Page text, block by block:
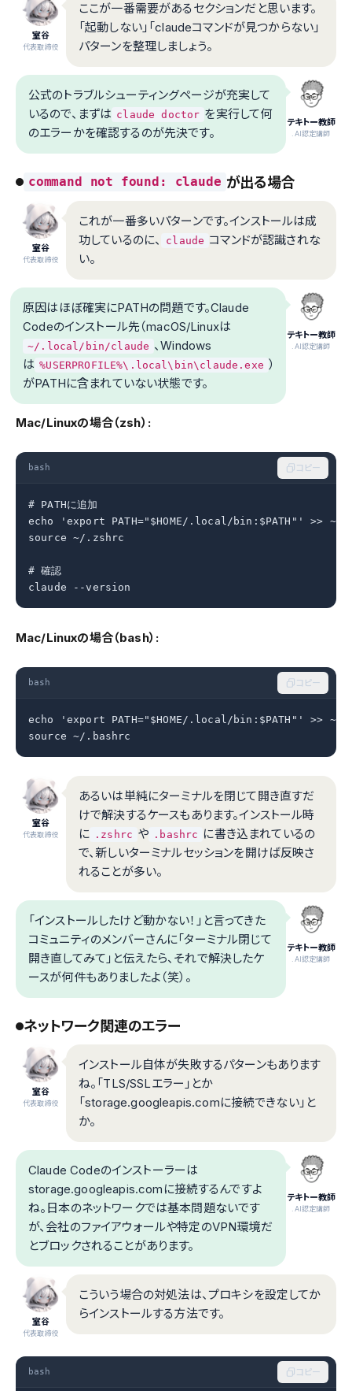
室谷
代表取締役
ここが一番需要があるセクションだと思います。
「起動しない」「claudeコマンドが見つからない」
パターンを整理しましょう。
テキトー教師
.AI認定講師
公式のトラブルシューティングページが充実して
いるので、まずは claude doctor を実行して何
のエラーかを確認するのが先決です。
command not found: claude が出る場合
室谷
代表取締役
これが一番多いパターンです。インストールは成
功しているのに、
claude コマンドが認識されな
い。
テキトー教師
.AI認定講師
原因はほぼ確実にPATHの問題です。Claude
Codeのインストール先（macOS/Linuxは
~/.local/bin/claude 、Windows
は %USERPROFILE%\.local\bin\claude.exe ）
がPATHに含まれていない状態です。
Mac/Linuxの場合（zsh）:
bash コピー
# PATHに追加
echo 'export PATH="$HOME/.local/bin:$PATH"' >> ~/
source ~/.zshrc
# 確認
claude --version
Mac/Linuxの場合（bash）:
bash コピー
echo 'export PATH="$HOME/.local/bin:$PATH"' >> ~/
source ~/.bashrc
室谷
代表取締役
あるいは単純にターミナルを閉じて開き直すだ
けで解決するケースもあります。インストール時
に .zshrc や .bashrc に書き込まれているの
で、新しいターミナルセッションを開けば反映さ
れることが多い。
テキトー教師
.AI認定講師
「インストールしたけど動かない！」と言ってきた
コミュニティのメンバーさんに「ターミナル閉じて
開き直してみて」と伝えたら、それで解決したケ
ースが何件もありましたよ（笑）。
ネットワーク関連のエラー
室谷
代表取締役
インストール自体が失敗するパターンもあります
ね。「TLS/SSLエラー」とか
「storage.googleapis.comに接続できない」と
か。
テキトー教師
.AI認定講師
Claude Codeのインストーラーは
storage.googleapis.comに接続するんですよ
ね。日本のネットワークでは基本問題ないです
が、会社のファイアウォールや特定のVPN環境だ
とブロックされることがあります。
室谷
代表取締役
こういう場合の対処法は、プロキシを設定してか
らインストールする方法です。
bash コピー